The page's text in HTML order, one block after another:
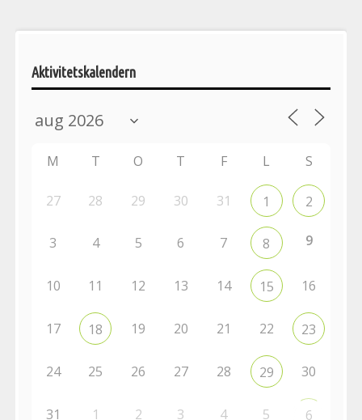
aktiviteter
Aktivitetskalendern
M T O T F L S
27 28 29 30 31 1 2
3 4 5 6 7 8 9
10 11 12 13 14 15 16
17 18 19 20 21 22 23
24 25 26 27 28 29 30
31 1 2 3 4 5 6